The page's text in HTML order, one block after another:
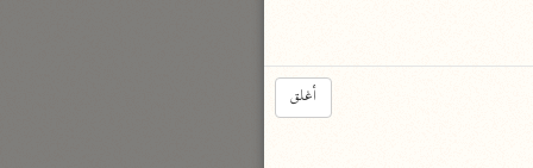
تيسير الكريم الرحمن
أغلق